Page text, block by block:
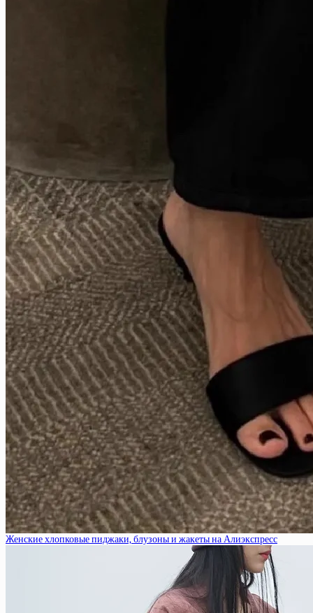
Женские хлопковые пиджаки, блузоны и жакеты на Алиэкспресс